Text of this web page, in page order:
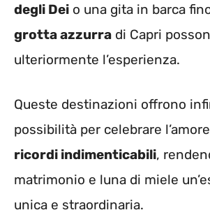
degli Dei o una gita in barca
grotta azzurra di Capri
ulteriormente l’esperienza.
Queste destinazioni offrono
possibilità per celebrare
ricordi indimenticabili,
matrimonio e luna di miele
unica e straordinaria.